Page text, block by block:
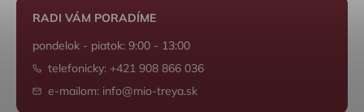
RADI VÁM PORADÍME
pondelok - piatok: 9:00 - 13:00
telefonicky: +421 908 866 036
e-mailom: info@mio-treya.sk